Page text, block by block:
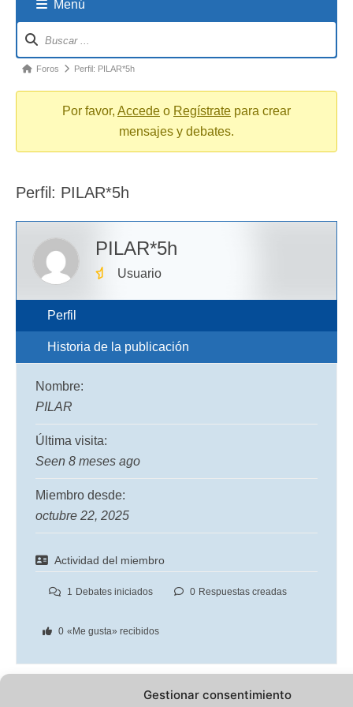
Gestionar consentimiento
Menú
You
Foros Perfil: PILAR*5h
Por favor, Accede o Regístrate para crear
mensajes y debates.
Perfil: PILAR*5h
PILAR*5h
Usuario
Perfil
Historia de la publicación
Nombre:
PILAR
Última visita:
Seen 8 meses ago
Miembro desde:
octubre 22, 2025
Actividad del miembro
1 Debates iniciados 0 Respuestas creadas
0 «Me gusta» recibidos